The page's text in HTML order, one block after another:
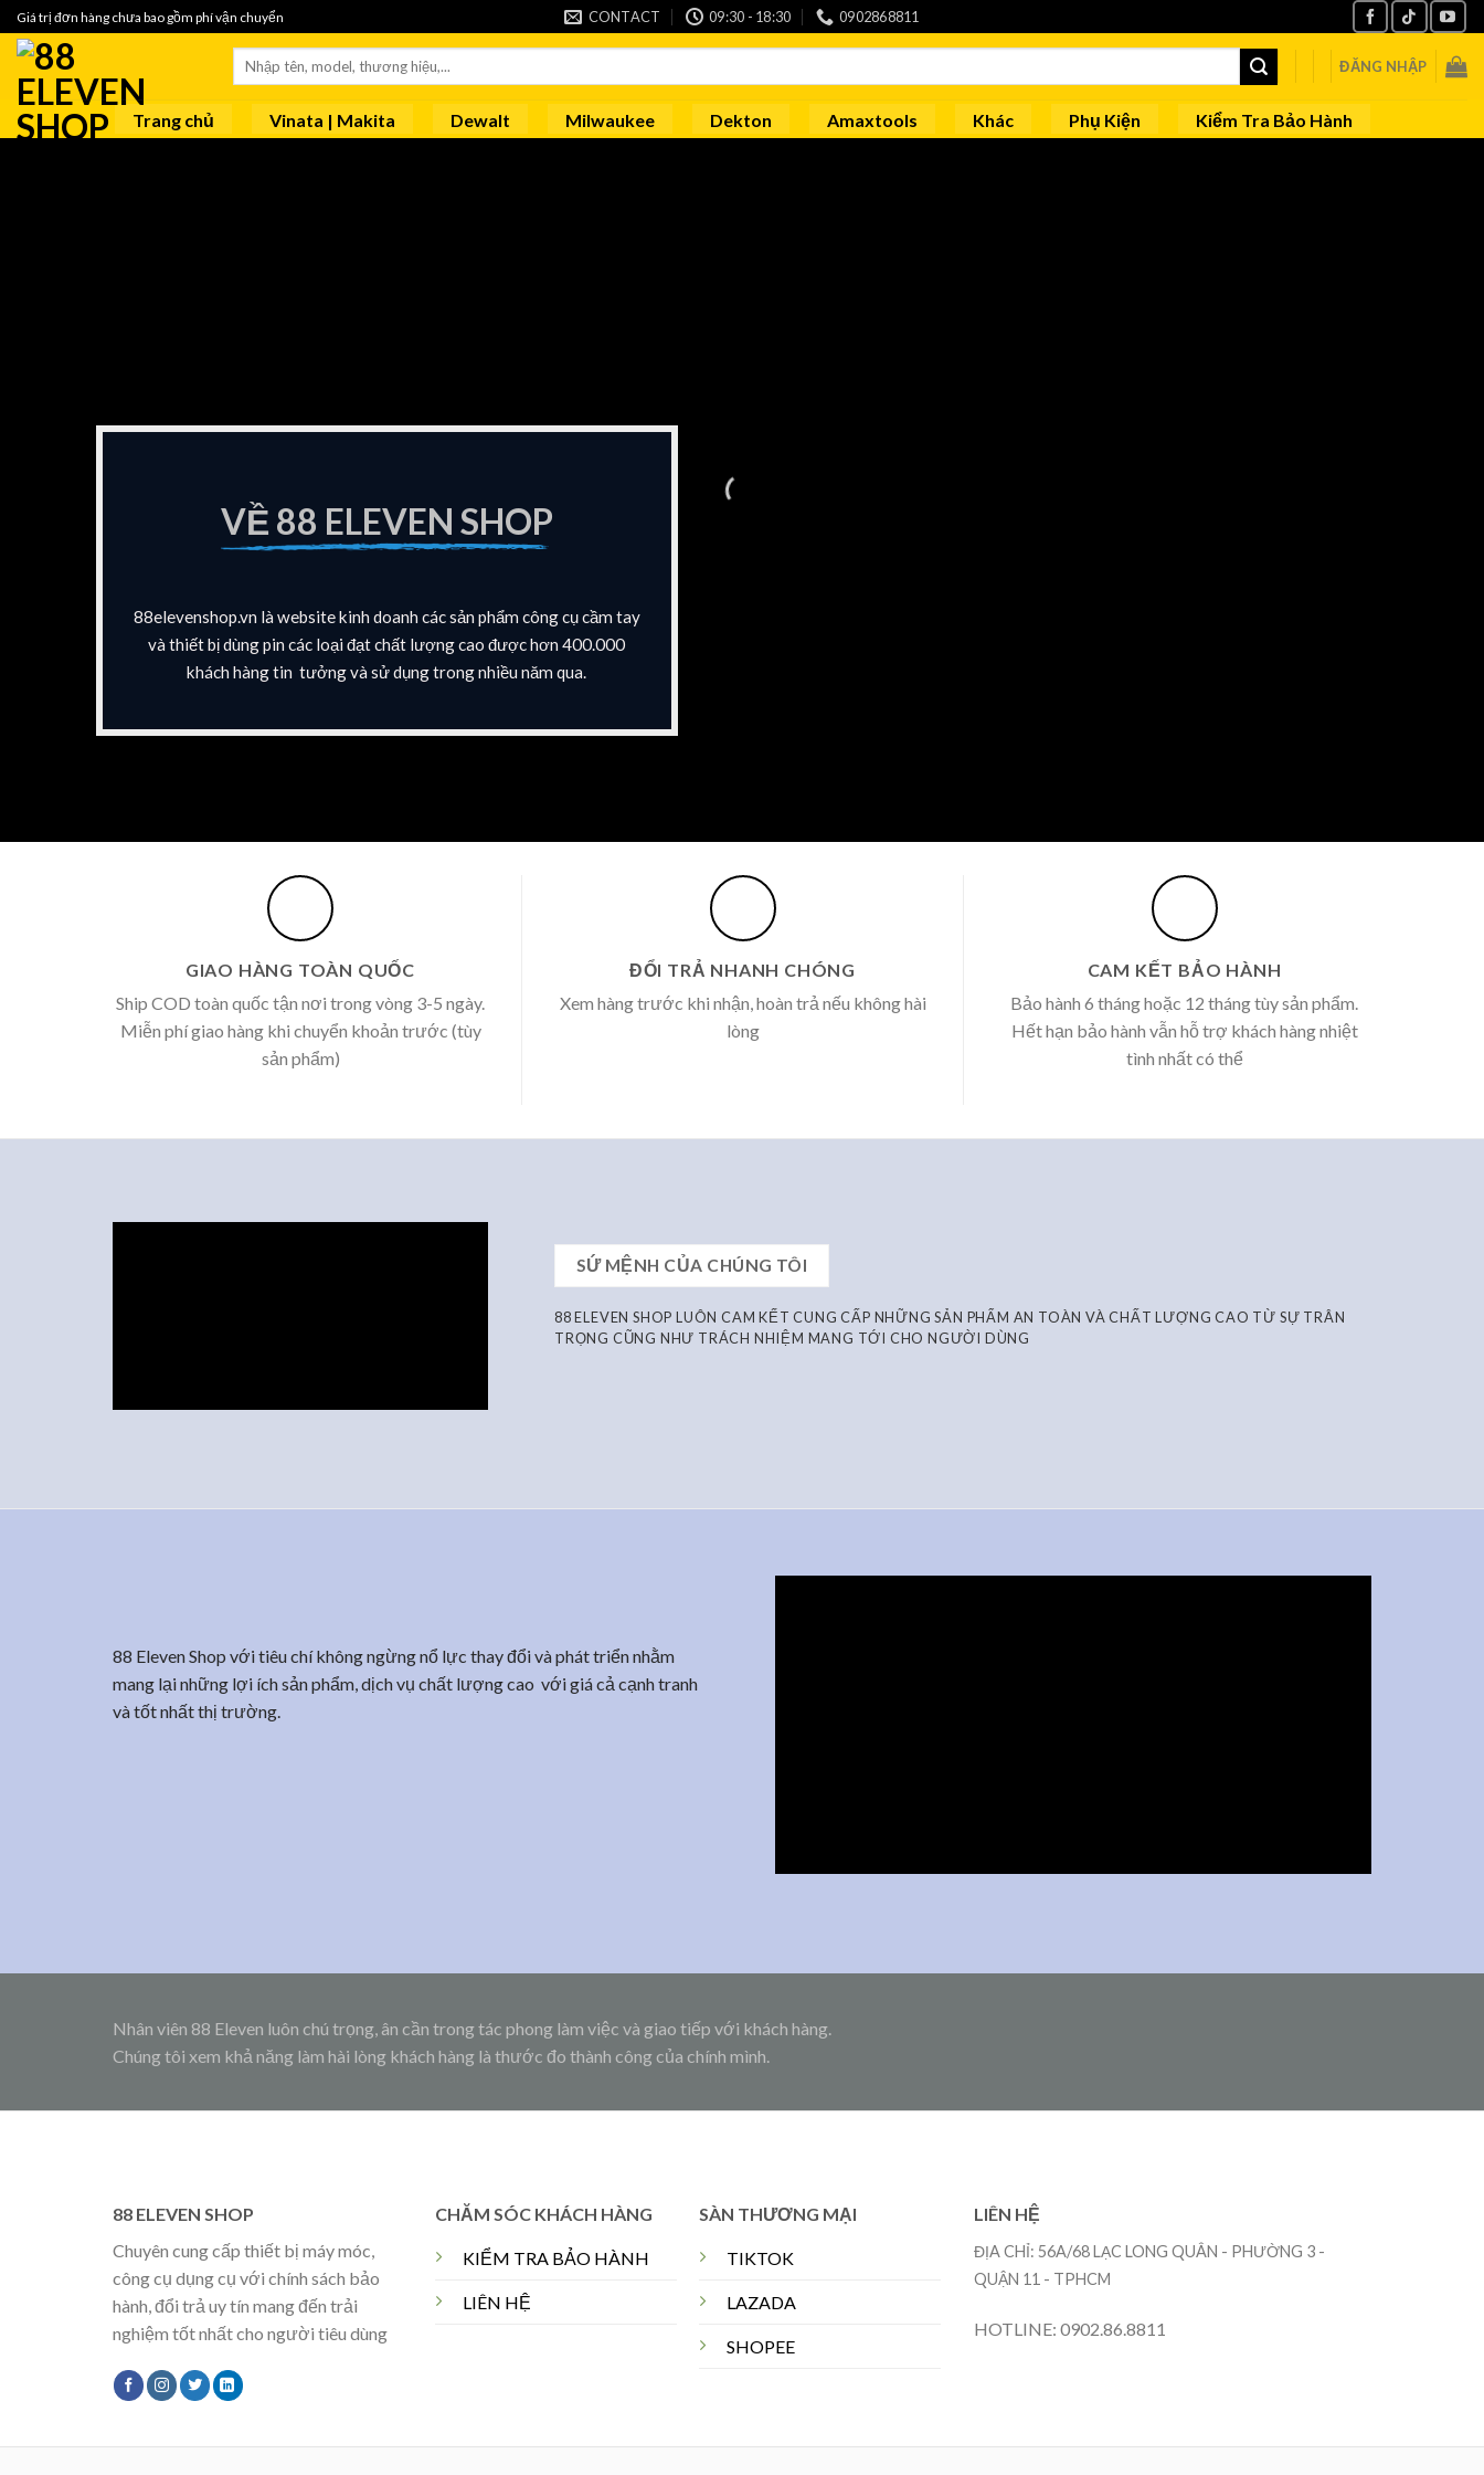
Skip
to
content
Giá trị đơn hàng chưa bao gồm phí vận chuyển CONTACT 09:30 - 18:30 0902868811
Tìm
ĐĂNG NHẬP
Trang chủ Vinata | Makita Dewalt Milwaukee Dekton Amaxtools Khác Phụ Kiện Kiểm Tra Bảo Hành
VỀ 88 ELEVEN SHOP
88elevenshop.vn là website kinh doanh các sản phẩm công cụ cầm tay
và thiết bị dùng pin các loại đạt chất lượng cao được hơn 400.000
khách hàng tin tưởng và sử dụng trong nhiều năm qua.
GIAO HÀNG TOÀN QUỐC
Ship COD toàn quốc tận nơi trong vòng 3-5 ngày.
Miễn phí giao hàng khi chuyển khoản trước (tùy
sản phẩm)
ĐỔI TRẢ NHANH CHÓNG
Xem hàng trước khi nhận, hoàn trả nếu không hài
lòng
CAM KẾT BẢO HÀNH
Bảo hành 6 tháng hoặc 12 tháng tùy sản phẩm.
Hết hạn bảo hành vẫn hỗ trợ khách hàng nhiệt
tình nhất có thể
SỨ MỆNH CỦA CHÚNG TÔI
88 ELEVEN SHOP LUÔN CAM KẾT CUNG CẤP NHỮNG SẢN PHẨM AN TOÀN VÀ CHẤT LƯỢNG CAO TỪ SỰ TRÂN
TRỌNG CŨNG NHƯ TRÁCH NHIỆM MANG TỚI CHO NGƯỜI DÙNG
88 Eleven Shop với tiêu chí không ngừng nổ lực thay đổi và phát triển nhằm
mang lại những lợi ích sản phẩm, dịch vụ chất lượng cao với giá cả cạnh tranh
và tốt nhất thị trường.
Nhân viên 88 Eleven luôn chú trọng, ân cần trong tác phong làm việc và giao tiếp với khách hàng.
Chúng tôi xem khả năng làm hài lòng khách hàng là thước đo thành công của chính mình.
88 ELEVEN SHOP
Chuyên cung cấp thiết bị máy móc,
công cụ dụng cụ với chính sách bảo
hành, đổi trả uy tín mang đến trải
nghiệm tốt nhất cho người tiêu dùng
CHĂM SÓC KHÁCH HÀNG
KIỂM TRA BẢO HÀNH
LIÊN HỆ
SÀN THƯƠNG MẠI
TIKTOK
LAZADA
SHOPEE
LIÊN HỆ
ĐỊA CHỈ: 56A/68 LẠC LONG QUÂN - PHƯỜNG 3 -
QUẬN 11 - TPHCM
HOTLINE: 0902.86.8811